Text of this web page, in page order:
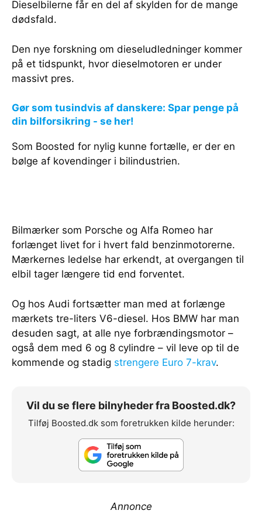
Dieselbilerne får en del af skylden for de mange
dødsfald.
Den nye forskning om dieseludledninger kommer
på et tidspunkt, hvor dieselmotoren er under
massivt pres.
Gør som tusindvis af danskere: Spar penge på
din bilforsikring - se her!
Som Boosted for nylig kunne fortælle, er der en
bølge af kovendinger i bilindustrien.
Bilmærker som Porsche og Alfa Romeo har
forlænget livet for i hvert fald benzinmotorerne.
Mærkernes ledelse har erkendt, at overgangen til
elbil tager længere tid end forventet.
Og hos Audi fortsætter man med at forlænge
mærkets tre-liters V6-diesel. Hos BMW har man
desuden sagt, at alle nye forbrændingsmotor –
også dem med 6 og 8 cylindre – vil leve op til de
kommende og stadig strengere Euro 7-krav.
Vil du se flere bilnyheder fra Boosted.dk?
Tilføj Boosted.dk som foretrukken kilde herunder:
Annonce